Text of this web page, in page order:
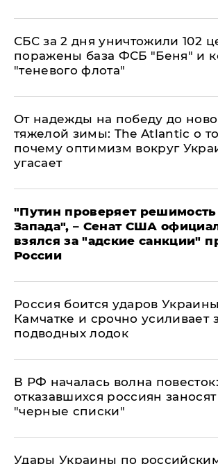
СБС за 2 дня уничтожили 102
поражены база ФСБ "Беня" и
"теневого флота"
От надежды на победу до
тяжелой зимы: The Atlantic о
почему оптимизм вокруг
угасает
"Путин проверяет решимость
Запада", – Сенат США
взялся за "адские санкции"
России
Россия боится ударов
Камчатке и срочно усиливает
подводных лодок
​В РФ началась волна повесток:
отказавшихся россиян
"черные списки"
Удары Украины по